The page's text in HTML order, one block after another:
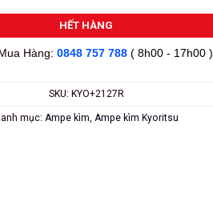
HẾT HÀNG
Hàng:0848 757 788 ( 8h00 - 17h00 )
SKU: KYO+2127R
mục: Ampe kìm, Ampe kìm Kyoritsu